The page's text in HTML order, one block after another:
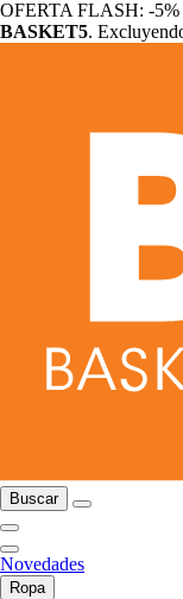
OFERTA FLASH: -5%
BASKET5.
Buscar
Novedades
Ropa